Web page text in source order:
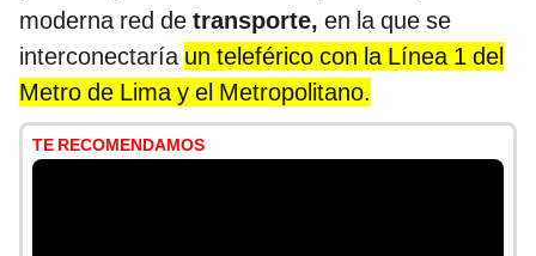
moderna red de transporte, en la que se
interconectaría un teleférico con la Línea 1 del
Metro de Lima y el Metropolitano.
TE RECOMENDAMOS